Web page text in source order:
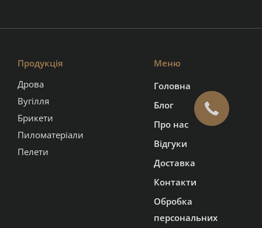
Продукція
Дрова
Вугілля
Брикети
Пиломатеріали
Пелети
Меню
Головна
Блог
Про нас
Відгуки
Доставка
Контакти
Обробка
персональних